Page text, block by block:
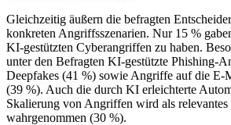
Gleichzeitig äußern die befragten
konkreten Angriffsszenarien. Nur 15 %
KI-gestützten Cyberangriffen zu haben.
unter den Befragten KI-gestützte Phishing-
Deepfakes (41 %) sowie Angriffe auf die
(39 %). Auch die durch KI erleichterte
Skalierung von Angriffen wird als
wahrgenommen (30 %).